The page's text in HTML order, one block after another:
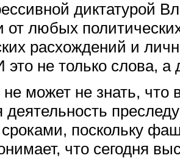
диктатурой
от любых
расхождений и
это не только слова, а
может не знать, что
деятельность
поскольку
что сегодня